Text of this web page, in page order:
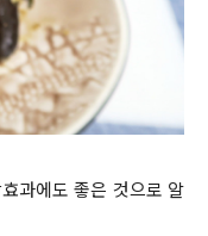
과에도 좋은 것으로 알